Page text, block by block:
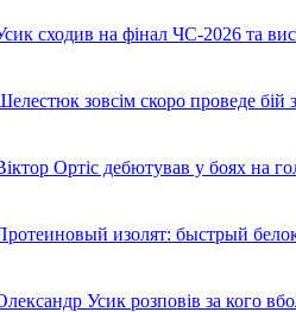
сходив на фінал ЧС-2026 та
зовсім скоро проведе бій
Ортіс дебютував у боях на
изолят: быстрый
Усик розповів за кого